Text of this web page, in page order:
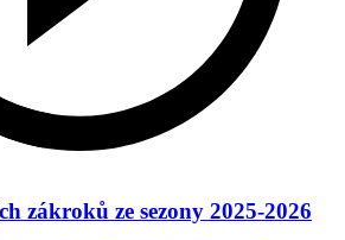
zákroků ze sezony 2025-2026